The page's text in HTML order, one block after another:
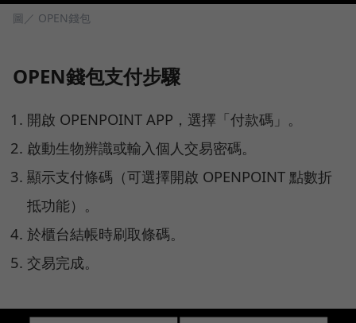
圖／ OPEN錢包
OPEN錢包支付步驟
開啟 OPENPOINT APP，選擇「付款碼」。
啟動生物辨識或輸入個人交易密碼。
顯示支付條碼（可選擇開啟 OPENPOINT 點數折
抵功能）。
於櫃台結帳時刷取條碼。
交易完成。